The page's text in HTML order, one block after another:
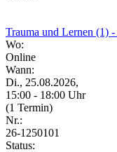
Trauma und Lernen (1)
Wo:
Online
Wann:
Di., 25.08.2026,
15:00 - 18:00 Uhr
(1 Termin)
Nr.:
26-1250101
Status: